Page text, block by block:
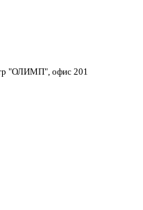
"ОЛИМП", офис 201